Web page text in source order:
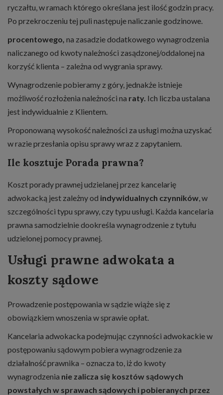
ryczałtu, w ramach którego określana jest ilość godzin pracy.
Po przekroczeniu tej puli następuje naliczanie godzinowe.
procentowego, na zasadzie dodatkowego wynagrodzenia
naliczanego od kwoty należności zasądzonej/oddalonej na
korzyść klienta – zależna od wygrania sprawy.
Wynagrodzenie pobieramy z góry, jednakże istnieje
możliwość rozłożenia należności na raty. Ich liczba ustalana
jest indywidualnie z Klientem.
Proponowaną wysokość należności za usługi można uzyskać
w razie przesłania opisu sprawy wraz z zapytaniem.
Ile kosztuje Porada prawna?
Koszt porady prawnej udzielanej przez kancelarię
adwokacką jest zależny od indywidualnych czynników, w
szczególności typu sprawy, czy typu usługi. Każda kancelaria
prawna samodzielnie dookreśla wynagrodzenie z tytułu
udzielonej pomocy prawnej.
Usługi prawne adwokata a
koszty sądowe
Prowadzenie postępowania w sądzie wiąże się z
obowiązkiem wnoszenia w sprawie opłat.
Kancelaria adwokacka podejmując czynności adwokackie w
postępowaniu sądowym pobiera wynagrodzenie za
działalność prawnika – oznacza to, iż do kwoty
wynagrodzenia nie zalicza się kosztów sądowych
powstałych w sprawach sądowych i pobieranych przez